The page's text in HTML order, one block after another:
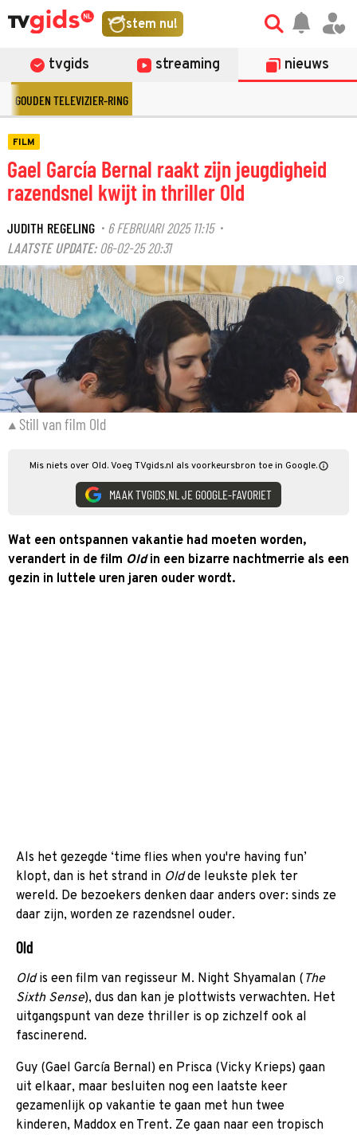
stem nu!
tvgids streaming nieuws
GOUDEN TELEVIZIER-RING
FILM
Gael García Bernal raakt zijn jeugdigheid
razendsnel kwijt in thriller Old
JUDITH REGELING · 6 FEBRUARI 2025 11:15·
LAATSTE UPDATE: 06-02-25 20:31
©
Still van film Old
Mis niets over Old. Voeg TVgids.nl als voorkeursbron toe in Google.
MAAK TVGIDS.NL JE GOOGLE-FAVORIET
Wat een ontspannen vakantie had moeten worden,
verandert in de film Oldin een bizarre nachtmerrie als een
gezin in luttele uren jaren ouder wordt.
Als het gezegde ‘time flies when you're having fun’
klopt, dan is het strand in Oldde leukste plek ter
wereld. De bezoekers denken daar anders over: sinds ze
daar zijn, worden ze razendsnel ouder.
Old
Oldis een film van regisseur M. Night Shyamalan ( The
Sixth Sense), dus dan kan je plottwists verwachten. Het
uitgangspunt van deze thriller is op zichzelf ook al
fascinerend.
Guy (Gael García Bernal) en Prisca (Vicky Krieps) gaan
uit elkaar, maar besluiten nog een laatste keer
gezamenlijk op vakantie te gaan met hun twee
kinderen, Maddox en Trent. Ze gaan naar een tropisch